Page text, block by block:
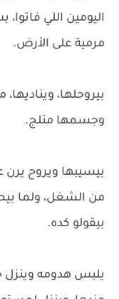
اليومين اللي
مرمية على الأرض.
بيروحلها،
وجسمها متلج.
بيسيبها ويروح يرن
من الشغل، ولما
بيقولو كده.
يلبس هدومه وينزل